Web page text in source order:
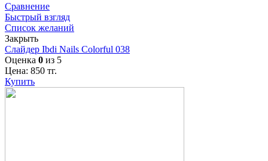
Сравнение
Быстрый взгляд
Список желаний
Закрыть
Слайдер Ibdi Nails Colorful 038
Оценка 0 из 5
Цена: 850 тг.
Купить